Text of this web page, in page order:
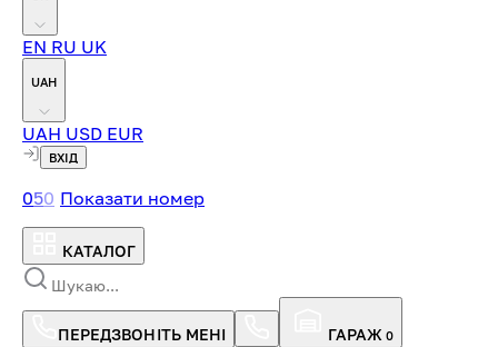
EN RU UK
UAH
UAH USD EUR
ВХІД
050 Показати номер
КАТАЛОГ
ПЕРЕДЗВОНІТЬ МЕНІ ГАРАЖ 0